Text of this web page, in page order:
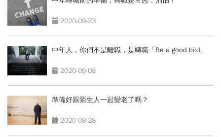
2020-09-23
中年人，你們不是離職，是轉職「Be a good bird」
2020-09-08
準備好跟陌生人一起變老了嗎？
2020-08-28